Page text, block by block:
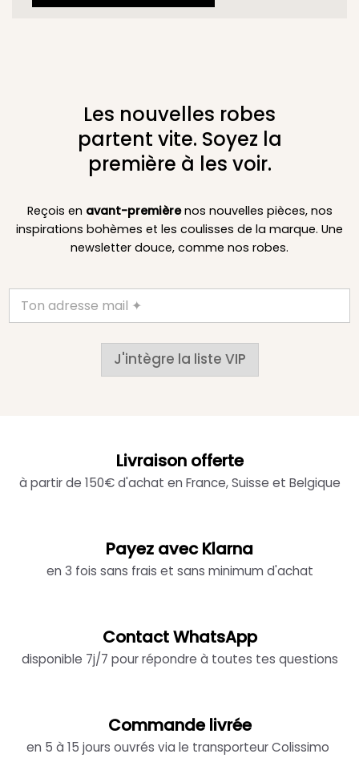
Les nouvelles robes
partent vite. Soyez la
première à les voir.
Reçois en avant-premièrenos nouvelles pièces, nos
inspirations bohèmes et les coulisses de la marque. Une
newsletter douce, comme nos robes.
J'intègre la liste VIP
Livraison offerte
à partir de 150€ d'achat en France, Suisse et Belgique
Payez avec Klarna
en 3 fois sans frais et sans minimum d'achat
Contact WhatsApp
disponible 7j/7 pour répondre à toutes tes questions
Commande livrée
en 5 à 15 jours ouvrés via le transporteur Colissimo